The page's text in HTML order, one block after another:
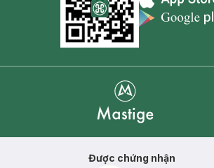
Appstore icon
Được chứng nhận